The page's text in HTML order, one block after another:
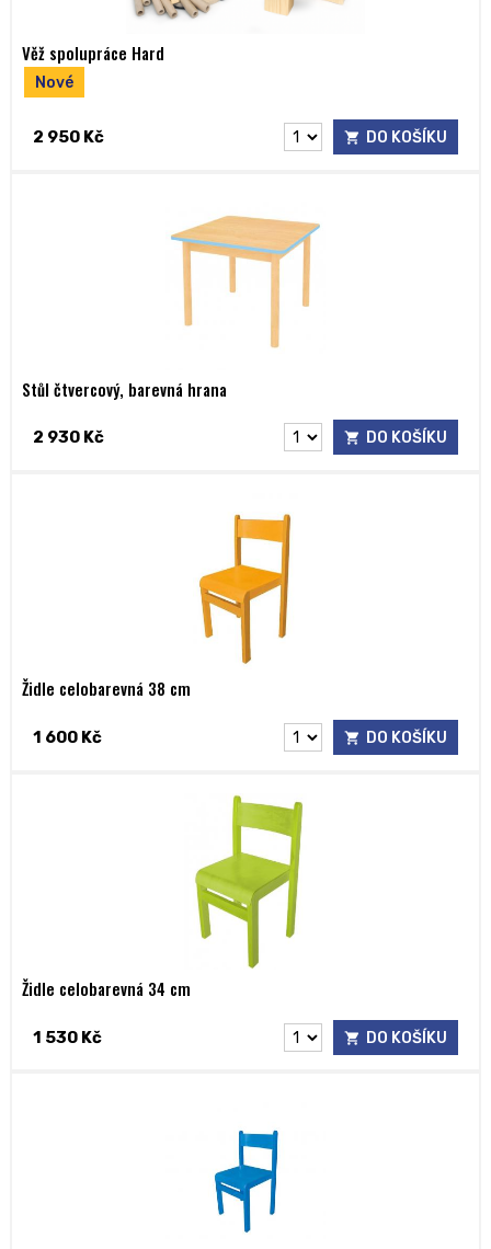
Nové
Věž spolupráce Hard
2 950 Kč DO KOŠÍKU
Stůl čtvercový, barevná hrana
2 930 Kč DO KOŠÍKU
Židle celobarevná 38 cm
1 600 Kč DO KOŠÍKU
Židle celobarevná 34 cm
1 530 Kč DO KOŠÍKU